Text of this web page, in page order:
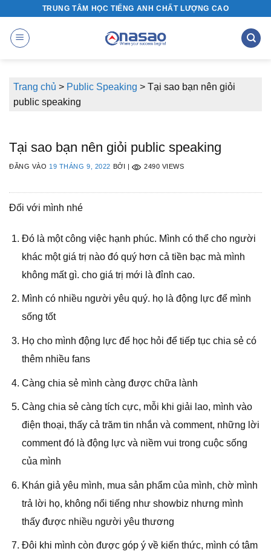
nội
TRUNG TÂM HỌC TIẾNG ANH CHẤT LƯỢNG CAO
Trang chủ > Public Speaking > Tại sao bạn nên giỏi
public speaking
Tại sao bạn nên giỏi public speaking
ĐĂNG VÀO19 THÁNG 9, 2022 BỞI 2490 VIEWS
Đối với mình nhé
Đó là một công việc hạnh phúc. Mình có thể cho người
khác một giá trị nào đó quý hơn cả tiền bạc mà mình
không mất gì. cho giá trị mới là đỉnh cao.
Mình có nhiều người yêu quý. họ là động lực để mình
sống tốt
Họ cho mình động lực để học hỏi để tiếp tục chia sẻ có
thêm nhiều fans
Càng chia sẻ mình càng được chữa lành
Càng chia sẻ càng tích cực, mỗi khi giải lao, mình vào
điện thoại, thấy cả trăm tin nhắn và comment, những lời
comment đó là động lực và niềm vui trong cuộc sống
của mình
Khán giả yêu mình, mua sản phẩm của mình, chờ mình
trả lời họ, không nổi tiếng như showbiz nhưng mình
thấy được nhiều người yêu thương
Đôi khi mình còn được góp ý về kiến thức, mình có tâm